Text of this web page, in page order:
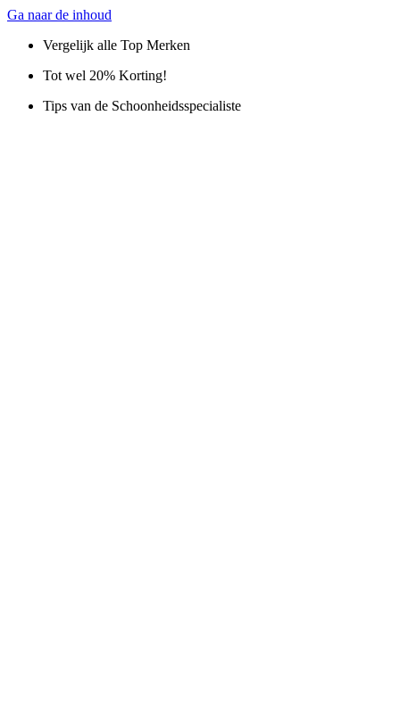
Ga naar de inhoud
Vergelijk alle Top Merken
Tot wel 20% Korting!
Tips van de Schoonheidsspecialiste